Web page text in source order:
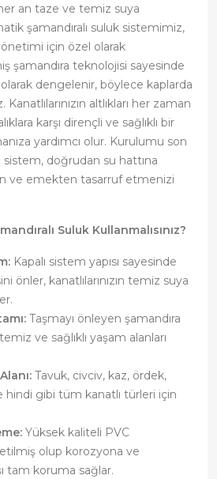
her an taze ve temiz suya
şamandıralı suluk sistemimiz,
için özel olarak
şamandıra teknolojisi sayesinde
dengelenir, böylece kaplarda
altlıkları her zaman
karşı dirençli ve sağlıklı bir
yardımcı olur. Kurulumu son
doğrudan su hattına
ve emekten tasarruf etmenizi
Suluk Kullanmalısınız?
Kapalı sistem yapısı sayesinde
önler, kanatlılarınızın temiz suya
Taşmayı önleyen şamandıra
ve sağlıklı yaşam alanları
Tavuk, civciv, kaz, ördek,
hindi gibi tüm kanatlı türleri için
Yüksek kaliteli PVC
olup korozyona ve
tam koruma sağlar.